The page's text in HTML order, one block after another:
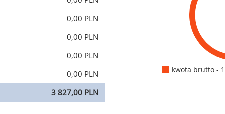
0,00 PLN
0,00 PLN
0,00 PLN
0,00 PLN
3 827,00 PLN
kwota brutto -